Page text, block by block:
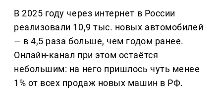
В 2025 году через интернет в России
реализовали 10,9 тыс. новых автомобилей
— в 4,5 раза больше, чем годом ранее.
Онлайн-канал при этом остаётся
небольшим: на него пришлось чуть менее
1% от всех продаж новых машин в РФ.